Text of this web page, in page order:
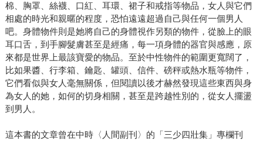
棉、胸罩、絲襪、口紅、耳環、裙子和戒指等物品，女人與它們
相處的時光和親暱的程度，恐怕遠遠超過自己與任何一個男人
吧。身體物件則是她將自己的身體視作另類的物件，從臉上的眼
耳口舌，到手腳髮膚甚至是經痛，每一項身體的器官與感應，原
來都是世界上最該寶愛的物品。至於中性物件的範圍更寬闊了，
比如果醬、行李箱、鑰匙、罐頭、信件、磅秤或熱水瓶等物件，
它們看似與女人毫無關係，但閱讀以後才赫然發現這些東西與身
為女人的她，如何的切身相關，甚至是跨越性別的，從女人擺盪
到男人。
這本書的文章曾在中時〈人間副刊〉的「三少四壯集」專欄刊